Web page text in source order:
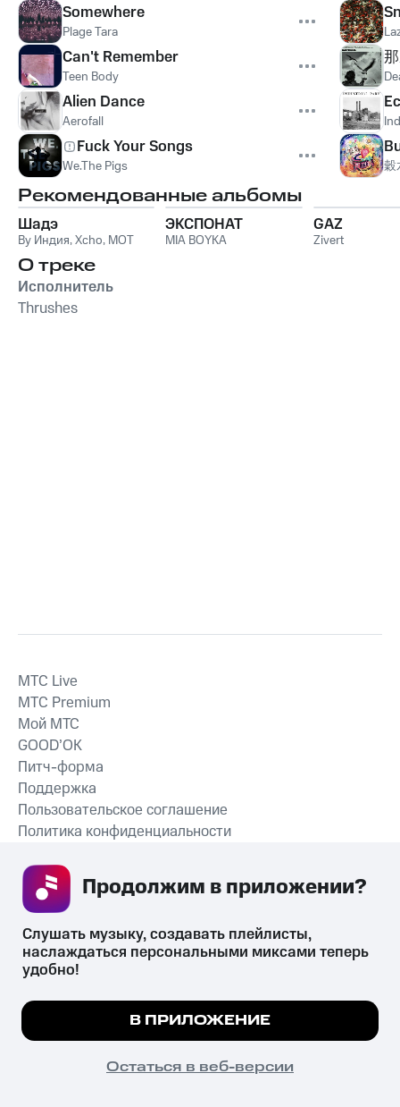
Somewhere
Plage Tara
Can't Remember
Teen Body
Alien Dance
Aerofall
Fuck Your Songs
We.The Pigs 穀
Рекомендованные альбомы
Шадэ
By Индия,Xcho, MOT
ЭКСПОНАТ
MIA BOYKA
GAZ
Zivert
О треке
Исполнитель
Thrushes
СКАЧАТЬ ПРИЛОЖЕНИЕ
MTС Live
MTС Premium
Мой МТС
GOOD’OK
Питч-форма
Поддержка
Пользовательское соглашение
Политика конфиденциальности
психотропных веществ, их аналогов причиняет вред здоровью,
их незаконный оборот запрещён и влечёт установленную
законодательством ответственность.
© 2026 ООО «КИОН».
Все права защищены
Мы используем куки, чтобы на сайте все
Подробнее
ПОНЯТНО
Слушать музыку, создавать плейлисты,
наслаждаться персональными миксами теперь
удобно!
В ПРИЛОЖЕНИЕ
Остаться в веб-версии